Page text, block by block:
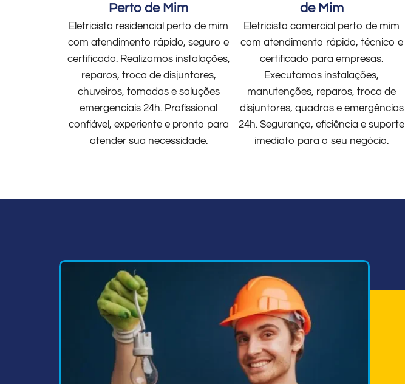
Perto de Mim
Eletricista residencial perto de mim
com atendimento rápido, seguro e
certificado. Realizamos instalações,
reparos, troca de disjuntores,
chuveiros, tomadas e soluções
emergenciais 24h. Profissional
confiável, experiente e pronto para
atender sua necessidade.
de Mim
Eletricista comercial perto de mim
com atendimento rápido, técnico e
certificado para empresas.
Executamos instalações,
manutenções, reparos, troca de
disjuntores, quadros e emergências
24h. Segurança, eficiência e suporte
imediato para o seu negócio.